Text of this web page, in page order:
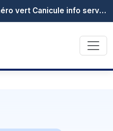
Le numéro vert Canicule info service est activé au 0 800 06 66 66. Il est joignable de 8h à 19h (appel gratuit depuis la France métropolitaine).